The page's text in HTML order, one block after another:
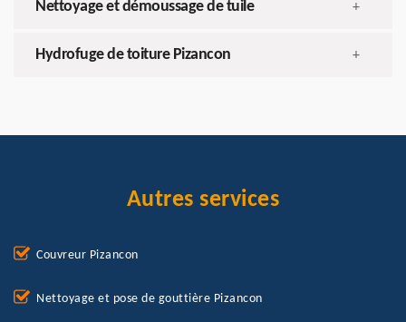
Nettoyage et démoussage de tuile +
Hydrofuge de toiture Pizancon +
Autres services
Couvreur Pizancon
Nettoyage et pose de gouttière Pizancon